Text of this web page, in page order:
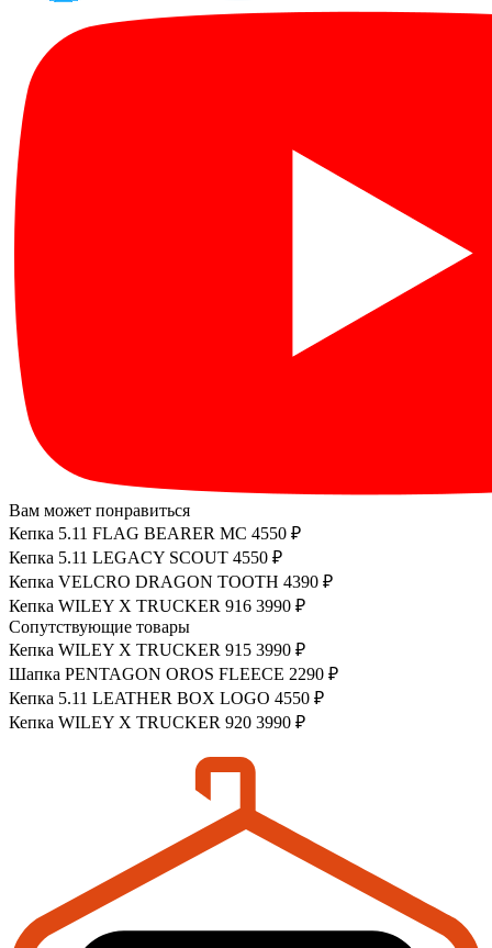
Вам может понравиться
Кепка 5.11 FLAG BEARER MC 4550 ₽
Кепка 5.11 LEGACY SCOUT 4550 ₽
Кепка VELCRO DRAGON TOOTH 4390 ₽
Кепка WILEY X TRUCKER 916 3990 ₽
Сопутствующие товары
Кепка WILEY X TRUCKER 915 3990 ₽
Шапка PENTAGON OROS FLEECE 2290 ₽
Кепка 5.11 LEATHER BOX LOGO 4550 ₽
Кепка WILEY X TRUCKER 920 3990 ₽